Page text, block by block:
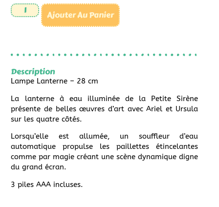
Ajouter Au Panier
Description
Lampe Lanterne – 28 cm
La lanterne à eau illuminée de la Petite Sirène
présente de belles œuvres d’art avec Ariel et Ursula
sur les quatre côtés.
Lorsqu’elle est allumée, un souffleur d’eau
automatique propulse les paillettes étincelantes
comme par magie créant une scène dynamique digne
du grand écran.
3 piles AAA incluses.